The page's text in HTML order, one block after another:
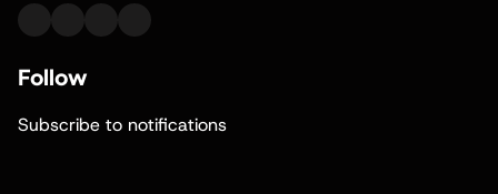
Follow
Subscribe to notifications